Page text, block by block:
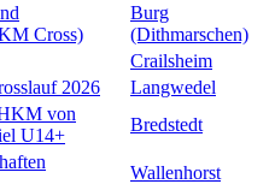
Cross)
Burg
(Dithmarschen)
Crailsheim
2026
Langwedel
von
U14+
Bredstedt
Wallenhorst